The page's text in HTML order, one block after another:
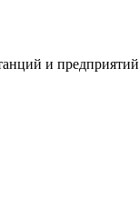
и предприятий